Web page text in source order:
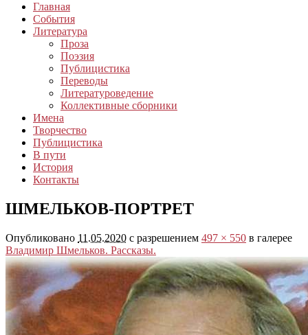
Главная
События
Литература
Проза
Поэзия
Публицистика
Переводы
Литературоведение
Коллективные сборники
Имена
Творчество
Публицистика
В пути
История
Контакты
ШМЕЛЬКОВ-ПОРТРЕТ
Опубликовано 11.05.2020 с разрешением 497 × 550 в галерее
Владимир Шмельков. Рассказы.